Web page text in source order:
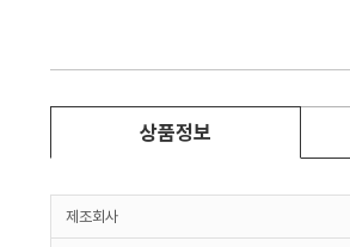
상품정보
제조회사